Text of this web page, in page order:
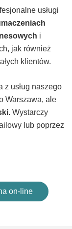
usługi
i
jak również
klientów.
z usług naszego
Warszawa, ale
. Wystarczy
lub poprzez
on-line